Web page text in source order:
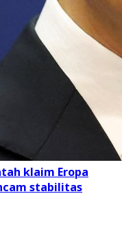
klaim Eropa
stabilitas